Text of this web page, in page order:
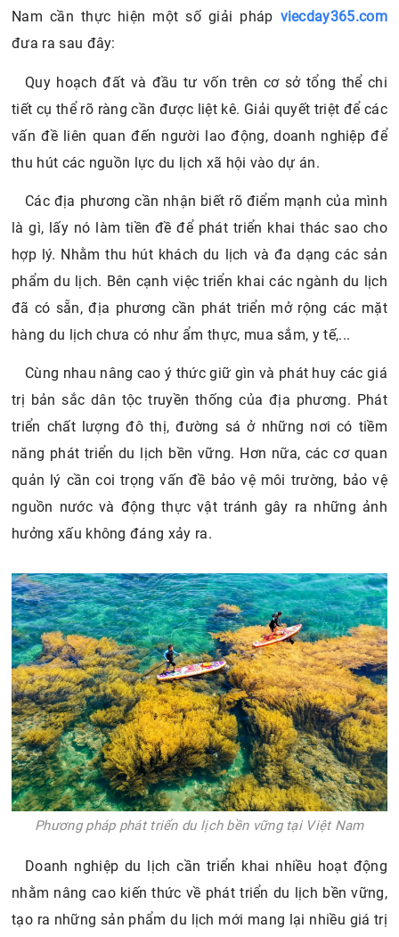
Nam cần thực hiện một số giải pháp viecday365.com
đưa ra sau đây:
Quy hoạch đất và đầu tư vốn trên cơ sở tổng thể chi
tiết cụ thể rõ ràng cần được liệt kê. Giải quyết triệt để các
vấn đề liên quan đến người lao động, doanh nghiệp để
thu hút các nguồn lực du lịch xã hội vào dự án.
Các địa phương cần nhận biết rõ điểm mạnh của mình
là gì, lấy nó làm tiền đề để phát triển khai thác sao cho
hợp lý. Nhằm thu hút khách du lịch và đa dạng các sản
phẩm du lịch. Bên cạnh việc triển khai các ngành du lịch
đã có sẵn, địa phương cần phát triển mở rộng các mặt
hàng du lịch chưa có như ẩm thực, mua sắm, y tế,...
Cùng nhau nâng cao ý thức giữ gìn và phát huy các giá
trị bản sắc dân tộc truyền thống của địa phương. Phát
triển chất lượng đô thị, đường sá ở những nơi có tiềm
năng phát triển du lịch bền vững. Hơn nữa, các cơ quan
quản lý cần coi trọng vấn đề bảo vệ môi trường, bảo vệ
nguồn nước và động thực vật tránh gây ra những ảnh
hưởng xấu không đáng xảy ra.
Phương pháp phát triển du lịch bền vững tại Việt Nam
Doanh nghiệp du lịch cần triển khai nhiều hoạt động
nhằm nâng cao kiến thức về phát triển du lịch bền vững,
tạo ra những sản phẩm du lịch mới mang lại nhiều giá trị